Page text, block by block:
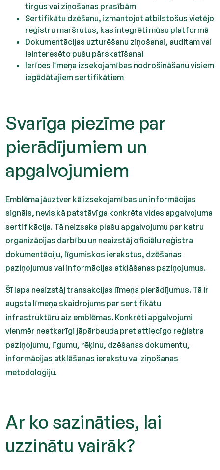
tirgus vai ziņošanas prasībām
Sertifikātu dzēšanu, izmantojot atbilstošus vietējo
reģistru maršrutus, kas integrēti mūsu platformā
Dokumentācijas uzturēšanu ziņošanai, auditam vai
ieinteresēto pušu pārskatīšanai
Ierīces līmeņa izsekojamības nodrošināšanu visiem
iegādātajiem sertifikātiem
Svarīga piezīme par
pierādījumiem un
apgalvojumiem
Emblēma jāuztver kā izsekojamības un informācijas
signāls, nevis kā patstāvīga konkrēta vides apgalvojuma
sertifikācija. Tā neizsaka plašu apgalvojumu par katru
organizācijas darbību un neaizstāj oficiālu reģistra
dokumentāciju, līgumiskos ierakstus, dzēšanas
paziņojumus vai informācijas atklāšanas paziņojumus.
Šī lapa neaizstāj transakcijas līmeņa pierādījumus. Tā ir
augsta līmeņa skaidrojums par sertifikātu
infrastruktūru aiz emblēmas. Konkrēti apgalvojumi
vienmēr neatkarīgi jāpārbauda pret attiecīgo reģistra
paziņojumu, līgumu, rēķinu, dzēšanas dokumentu,
informācijas atklāšanas ierakstu vai ziņošanas
metodoloģiju.
Ar ko sazināties, lai
uzzinātu vairāk?